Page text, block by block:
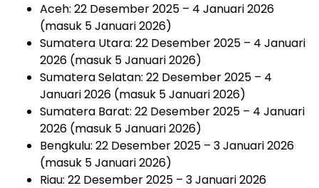
Aceh: 22 Desember 2025 – 4 Januari 2026
(masuk 5 Januari 2026)
Sumatera Utara: 22 Desember 2025 – 4 Januari
2026 (masuk 5 Januari 2026)
Sumatera Selatan: 22 Desember 2025 – 4
Januari 2026 (masuk 5 Januari 2026)
Sumatera Barat: 22 Desember 2025 – 4 Januari
2026 (masuk 5 Januari 2026)
Bengkulu: 22 Desember 2025 – 3 Januari 2026
(masuk 5 Januari 2026)
Riau: 22 Desember 2025 – 3 Januari 2026